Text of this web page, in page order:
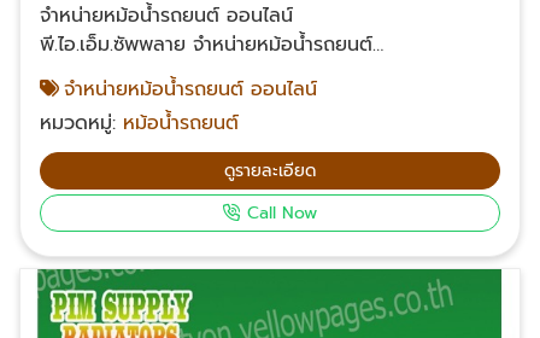
จำหน่ายหม้อน้ำรถยนต์ ออนไลน์
พี.ไอ.เอ็ม.ซัพพลาย จำหน่ายหม้อน้ำรถยนต์
ออนไลน์ ขายส่งหม้อน้ำรถยนต์ ราคาส่ง สั่งทางโทรศัพท์
หรือสั่งซื้อผ่านทางออนไลน์ได้ จัดส่งหม้อน้ำรถทั่ว
ประเทศไทย สอบถามข้อมูลเพิ่มเติมเกี่ยวกับหม้อน้ำรถยนต์
โทรศัพท์ 061-624-2342, 063-232-2361,085-539-
2453, 099-326-4142 Email: suriyonl@yahoo.com
Facebook: พี.ไอ.เอ็ม.ซัพพลาย หม้อน้ำรถยนต์
จำหน่ายหม้อน้ำรถยนต์ ออนไลน์
หมวดหมู่: หม้อน้ำรถยนต์
ดูรายละเอียด
Call Now